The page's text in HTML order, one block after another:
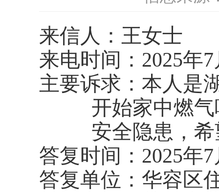
来信人：王女士
来电时间： 2025年
主要诉求： 本人是
开始家中燃
安全隐患，
答复时间： 2025年
答复单位：华容区